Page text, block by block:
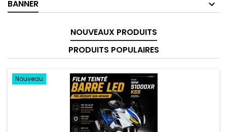
BANNER
NOUVEAUX PRODUITS
PRODUITS POPULAIRES
Nouveau